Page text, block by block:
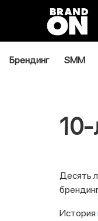
Брендинг SMM
10-
Десять
История